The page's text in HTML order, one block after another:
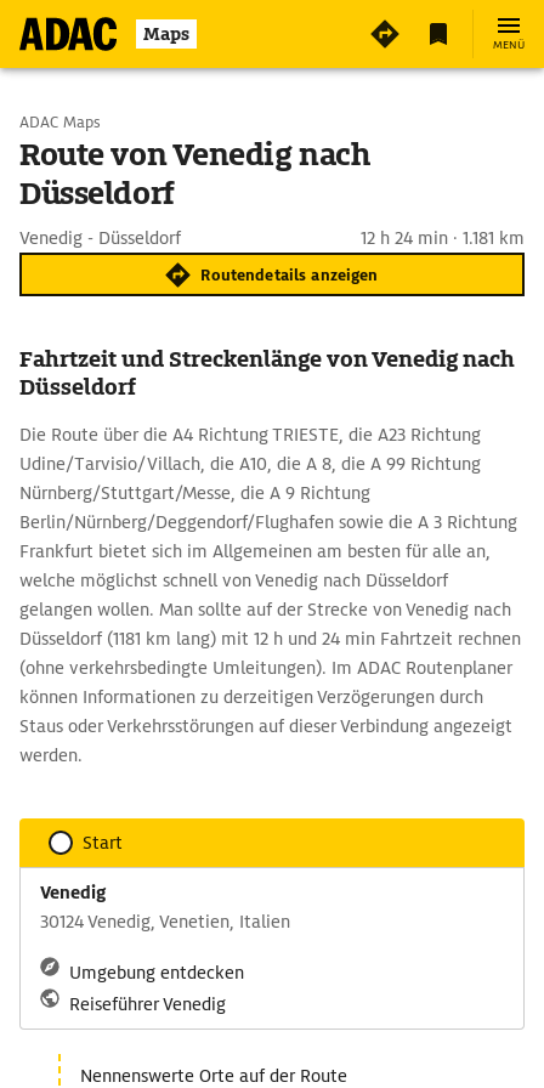
Maps MENÜ
Start wählen
Ziel eingeben
ADAC Maps
Route von Venedig nach
Düsseldorf
Venedig - Düsseldorf 12 h 24 min · 1.181 km
Routendetails anzeigen
Fahrtzeit und Streckenlänge von Venedig nach
Düsseldorf
Die Route über die A4 Richtung TRIESTE, die A23 Richtung
Udine/Tarvisio/Villach, die A10, die A 8, die A 99 Richtung
Nürnberg/Stuttgart/Messe, die A 9 Richtung
Berlin/Nürnberg/Deggendorf/Flughafen sowie die A 3 Richtung
Frankfurt bietet sich im Allgemeinen am besten für alle an,
welche möglichst schnell von Venedig nach Düsseldorf
gelangen wollen. Man sollte auf der Strecke von Venedig nach
Düsseldorf (1181 km lang) mit 12 h und 24 min Fahrtzeit rechnen
(ohne verkehrsbedingte Umleitungen). Im ADAC Routenplaner
können Informationen zu derzeitigen Verzögerungen durch
Staus oder Verkehrsstörungen auf dieser Verbindung angezeigt
werden.
Start
Venedig
30124 Venedig, Venetien, Italien
Umgebung entdecken
Reiseführer Venedig
Nennenswerte Orte auf der Route